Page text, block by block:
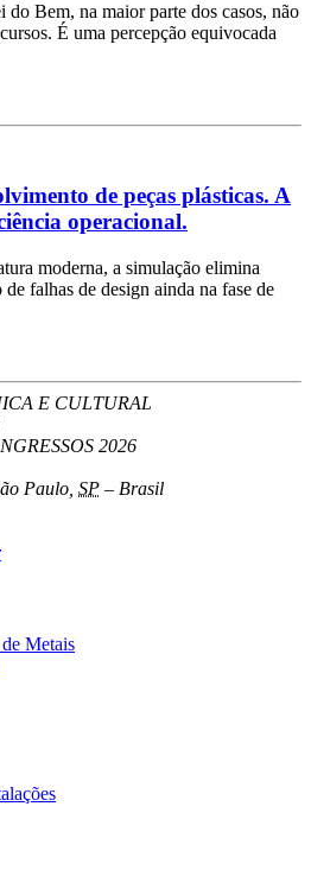
do Bem, na maior parte dos casos, não
É uma percepção equivocada
de peças plásticas. A
operacional.
moderna, a simulação elimina
falhas de design ainda na fase de
E CULTURAL
2026
Paulo SP – Brasil
Metais